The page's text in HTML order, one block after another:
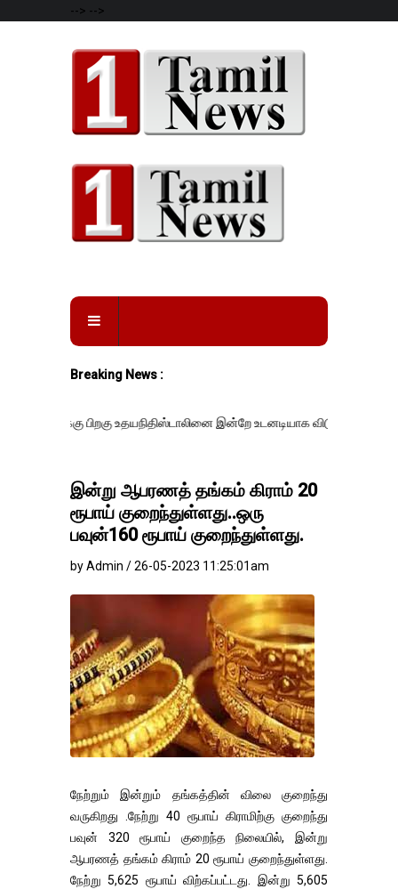
--> -->
Breaking News :
உதயநிதிஸ்டாலினை இன்றே உடனடியாக விடுவிக்கப்பட வேண்.
இன்று ஆபரணத் தங்கம் கிராம் 20
ரூபாய் குறைந்துள்ளது..ஒரு
பவுன்160 ரூபாய் குறைந்துள்ளது.
by Admin / 26-05-2023 11:25:01am
நேற்றும் இன்றும் தங்கத்தின் விலை குறைந்து
வருகிறது .நேற்று 40 ரூபாய் கிராமிற்கு குறைந்து
பவுன் 320 ரூபாய் குறைந்த நிலையில், இன்று
ஆபரணத் தங்கம் கிராம் 20 ரூபாய் குறைந்துள்ளது.
நேற்று 5,625 ரூபாய் விற்கப்பட்டது. இன்று 5,605